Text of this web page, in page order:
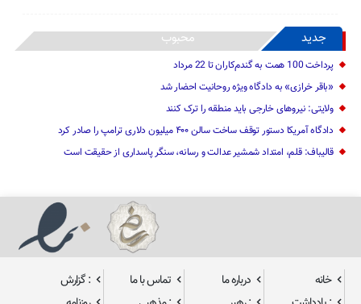
جدید محبوب
پرداخت 100 همت به گندم‌کاران تا 22 مرداد
«باقر خرازی» به دادگاه ویژه روحانیت احضار شد
ولایتی: نیرو‌های خارجی باید منطقه را ترک کنند
دادگاه آمریکا دستور توقف ساخت سالن ۴۰۰ میلیون دلاری ترامپ را صادر کرد
قالیباف: قلم، امتداد شمشیر عدالت و رسانه، سنگر پاسداری از حقیقت است
خانه درباره ما تماس با ما
: گزارش